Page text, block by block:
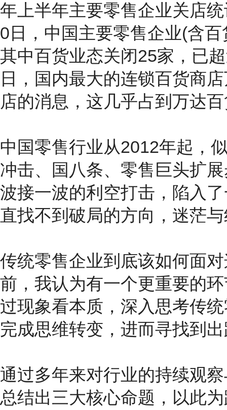
年上半年主要零售企业关店
0日，中国主要零售企业(含
其中百货业态关闭25家，已
日，国内最大的连锁百货商
店的消息，这几乎占到万达
中国零售行业从2012年起，
冲击、国八条、零售巨头扩
波接一波的利空打击，陷入
直找不到破局的方向，迷茫
传统零售企业到底该如何面
前，我认为有一个更重要的
过现象看本质，深入思考传
完成思维转变，进而寻找到
通过多年来对行业的持续观
总结出三大核心命题，以此